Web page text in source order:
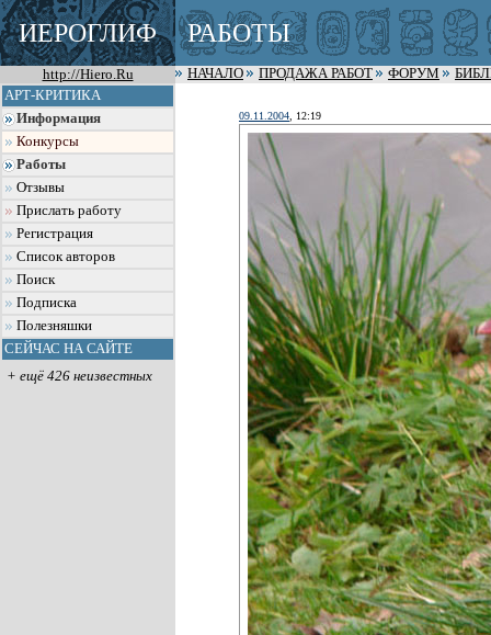
ИЕРОГЛИФ РАБОТЫ
http://Hiero.Ru НАЧАЛО ПРОДАЖА РАБОТ ФОРУМ
АРТ-КРИТИКА
Информация
Конкурсы
Работы
Отзывы
Прислать работу
Регистрация
Список авторов
Поиск
Подписка
Полезняшки
СЕЙЧАС НА САЙТЕ
+ ещё 426 неизвестных
09.11.2004 , 12:19